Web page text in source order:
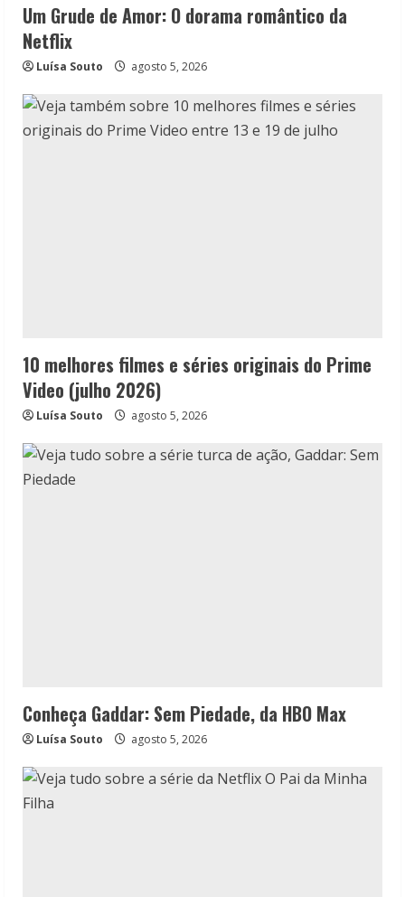
Um Grude de Amor: O dorama romântico da
Netflix
Luísa Souto agosto 5, 2026
10 melhores filmes e séries originais do Prime
Video (julho 2026)
Luísa Souto agosto 5, 2026
Conheça Gaddar: Sem Piedade, da HBO Max
Luísa Souto agosto 5, 2026